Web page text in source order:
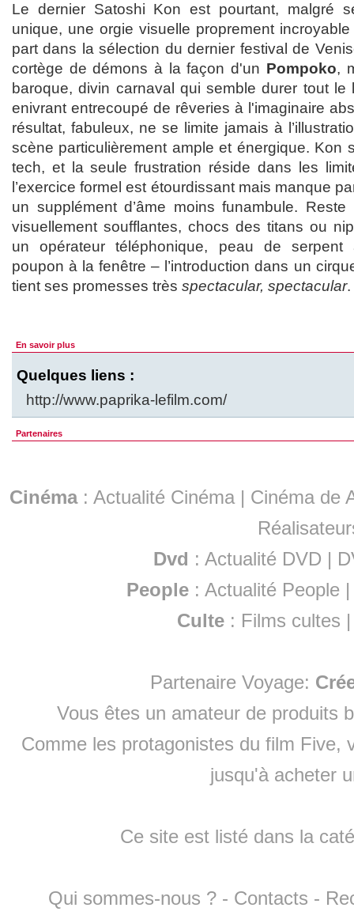
Le dernier Satoshi Kon est pourtant, malgré
unique, une orgie visuelle proprement
part dans la sélection du dernier festival de
cortège de démons à la façon d'un Pompoko,
baroque, divin carnaval qui semble durer tout
enivrant entrecoupé de rêveries à l'imaginaire
résultat, fabuleux, ne se limite jamais à
scène particulièrement ample et énergique. Kon
tech, et la seule frustration réside dans les
l’exercice formel est étourdissant mais manque
un supplément d’âme moins funambule.
visuellement soufflantes, chocs des titans ou
un opérateur téléphonique, peau de serpent
poupon à la fenêtre – l’introduction dans un
tient ses promesses très spectacular, spectacular.
En savoir plus
Quelques liens :
http://www.paprika-lefilm.com/
Partenaires
Cinéma: Actualité Cinéma | Cinéma de
Dvd : Actualité DVD |
People :Actualité People
Culte : Films cultes
Partenaire Voyage:
Vous êtes un amateur de produits
Comme les protagonistes du film Five,
jusqu'à acheter
Ce site est listé dans la
Qui sommes-nous ? - Contacts -